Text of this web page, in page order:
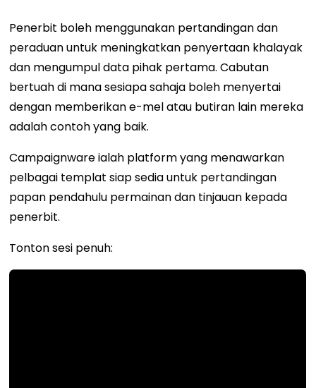
Penerbit boleh menggunakan pertandingan dan
peraduan untuk meningkatkan penyertaan khalayak
dan mengumpul data pihak pertama. Cabutan
bertuah di mana sesiapa sahaja boleh menyertai
dengan memberikan e-mel atau butiran lain mereka
adalah contoh yang baik.
Campaignware ialah platform yang menawarkan
pelbagai templat siap sedia untuk pertandingan
papan pendahulu permainan dan tinjauan kepada
penerbit.
Tonton sesi penuh: